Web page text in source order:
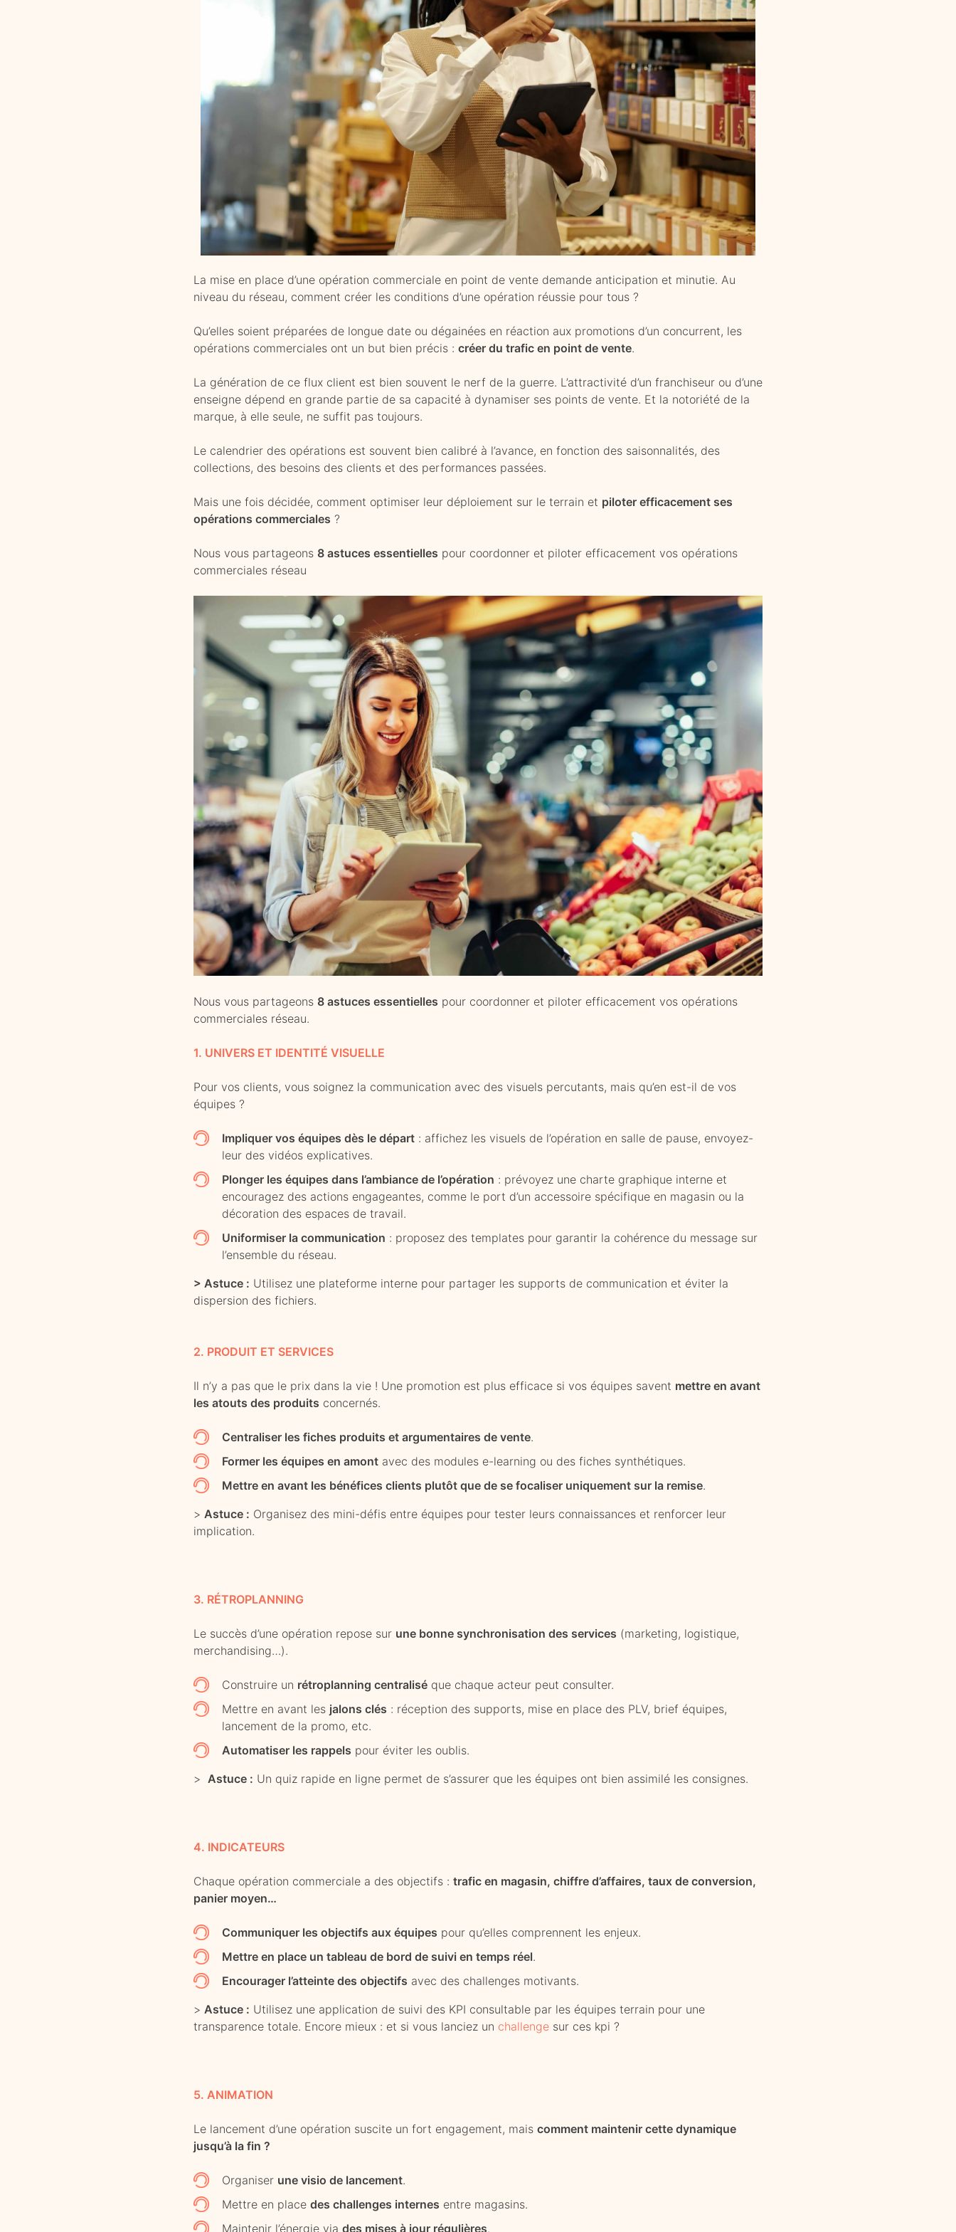
La mise en place d’une opération commerciale en point de vente demande anticipation et minutie. Au
niveau du réseau, comment créer les conditions d’une opération réussie pour tous ?
Qu’elles soient préparées de longue date ou dégainées en réaction aux promotions d’un concurrent, les
opérations commerciales ont un but bien précis : créer du trafic en point de vente.
La génération de ce flux client est bien souvent le nerf de la guerre. L’attractivité d’un franchiseur ou d’une
enseigne dépend en grande partie de sa capacité à dynamiser ses points de vente. Et la notoriété de la
marque, à elle seule, ne suffit pas toujours.
Le calendrier des opérations est souvent bien calibré à l’avance, en fonction des saisonnalités, des
collections, des besoins des clients et des performances passées.
Mais une fois décidée, comment optimiser leur déploiement sur le terrain et piloter efficacement ses
opérations commerciales ?
Nous vous partageons 8 astuces essentielles pour coordonner et piloter efficacement vos opérations
commerciales réseau
Nous vous partageons 8 astuces essentielles pour coordonner et piloter efficacement vos opérations
commerciales réseau.
1. UNIVERS ET IDENTITÉ VISUELLE
Pour vos clients, vous soignez la communication avec des visuels percutants, mais qu’en est-il de vos
équipes ?
Impliquer vos équipes dès le départ : affichez les visuels de l’opération en salle de pause, envoyez-
leur des vidéos explicatives.
Plonger les équipes dans l’ambiance de l’opération : prévoyez une charte graphique interne et
encouragez des actions engageantes, comme le port d’un accessoire spécifique en magasin ou la
décoration des espaces de travail.
Uniformiser la communication : proposez des templates pour garantir la cohérence du message sur
l’ensemble du réseau.
> Astuce : Utilisez une plateforme interne pour partager les supports de communication et éviter la
dispersion des fichiers.
2. PRODUIT ET SERVICES
Il n’y a pas que le prix dans la vie ! Une promotion est plus efficace si vos équipes savent mettre en avant
les atouts des produits concernés.
Centraliser les fiches produits et argumentaires de vente.
Former les équipes en amont avec des modules e-learning ou des fiches synthétiques.
Mettre en avant les bénéfices clients plutôt que de se focaliser uniquement sur la remise.
> Astuce : Organisez des mini-défis entre équipes pour tester leurs connaissances et renforcer leur
implication.
3. RÉTROPLANNING
Le succès d’une opération repose sur une bonne synchronisation des services (marketing, logistique,
merchandising…).
Construire un rétroplanning centralisé que chaque acteur peut consulter.
Mettre en avant les jalons clés : réception des supports, mise en place des PLV, brief équipes,
lancement de la promo, etc.
Automatiser les rappels pour éviter les oublis.
> Astuce : Un quiz rapide en ligne permet de s’assurer que les équipes ont bien assimilé les consignes.
4. INDICATEURS
Chaque opération commerciale a des objectifs : trafic en magasin, chiffre d’affaires, taux de conversion,
panier moyen…
Communiquer les objectifs aux équipes pour qu’elles comprennent les enjeux.
Mettre en place un tableau de bord de suivi en temps réel.
Encourager l’atteinte des objectifs avec des challenges motivants.
> Astuce : Utilisez une application de suivi des KPI consultable par les équipes terrain pour une
transparence totale. Encore mieux : et si vous lanciez un challenge sur ces kpi ?
5. ANIMATION
Le lancement d’une opération suscite un fort engagement, mais comment maintenir cette dynamique
jusqu’à la fin ?
Organiser une visio de lancement.
Mettre en place des challenges internes entre magasins.
Maintenir l’énergie via des mises à jour régulières.